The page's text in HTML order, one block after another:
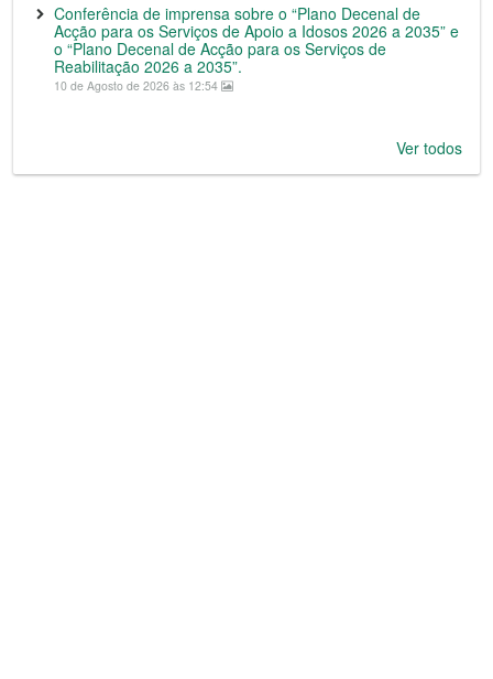
Conferência de imprensa sobre o “Plano Decenal de
Acção para os Serviços de Apoio a Idosos 2026 a 2035” e
o “Plano Decenal de Acção para os Serviços de
Reabilitação 2026 a 2035”.
10 de Agosto de 2026 às 12:54
Ver todos